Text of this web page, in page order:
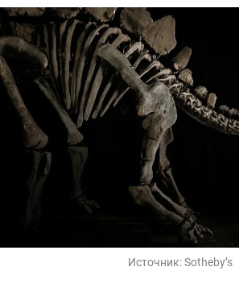
Источник:Sotheby’s